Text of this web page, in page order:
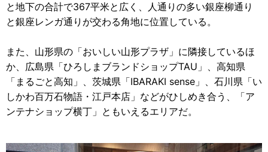
と地下の合計で367平米と広く、人通りの多い銀座柳通り
と銀座レンガ通りが交わる角地に位置している。
また、山形県の「おいしい山形プラザ」に隣接しているほ
か、広島県「ひろしまブランドショップTAU」、高知県
「まるごと高知」、茨城県「IBARAKI sense」、石川県「い
しかわ百万石物語・江戸本店」などがひしめき合う、「ア
ンテナショップ横丁」ともいえるエリアだ。